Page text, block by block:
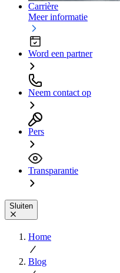
Carrière
Meer informatie
Word een partner
Neem contact op
Pers
Transparantie
Sluiten
Home
Blog